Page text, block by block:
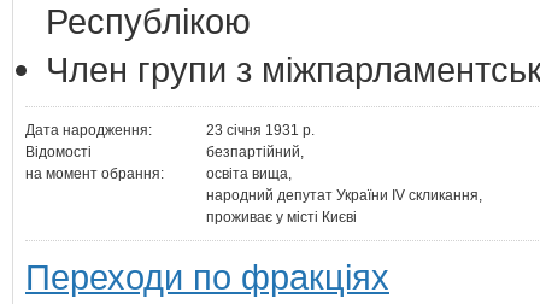
Республікою
Член групи з
Дата народження:
23 січня 1931 р.
Відомості
на момент обрання:
безпартійний,
освіта вища,
народний депутат України IV скликання,
проживає у місті Києві
Переходи по фракціях